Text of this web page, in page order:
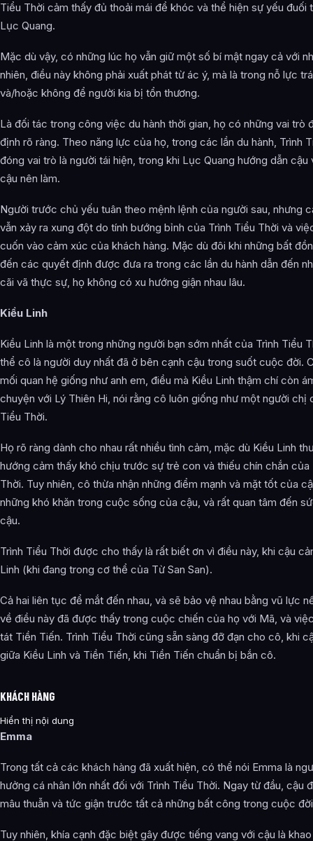
Tiểu Thời cảm thấy đủ thoải mái để khóc và thể hiện sự yếu đuối
Lục Quang.
Mặc dù vậy, có những lúc họ vẫn giữ một số bí mật ngay cả với
nhiên, điều này không phải xuất phát từ ác ý, mà là trong nỗ lực
và/hoặc không để người kia bị tổn thương.
Là đối tác trong công việc du hành thời gian, họ có những vai trò
định rõ ràng. Theo năng lực của họ, trong các lần du hành, Trình
đóng vai trò là người tái hiện, trong khi Lục Quang hướng dẫn cậu
cậu nên làm.
Người trước chủ yếu tuân theo mệnh lệnh của người sau, nhưng
vẫn xảy ra xung đột do tính bướng bỉnh của Trình Tiểu Thời và
cuốn vào cảm xúc của khách hàng. Mặc dù đôi khi những bất
đến các quyết định được đưa ra trong các lần du hành dẫn đến
cãi vã thực sự, họ không có xu hướng giận nhau lâu.
Kiều Linh
Kiều Linh là một trong những người bạn sớm nhất của Trình Tiểu
thể cô là người duy nhất đã ở bên cạnh cậu trong suốt cuộc đời.
mối quan hệ giống như anh em, điều mà Kiều Linh thậm chí còn
chuyện với Lý Thiên Hi, nói rằng cô luôn giống như một người chị
Tiểu Thời.
Họ rõ ràng dành cho nhau rất nhiều tình cảm, mặc dù Kiều Linh
hướng cảm thấy khó chịu trước sự trẻ con và thiếu chín chắn của
Thời. Tuy nhiên, cô thừa nhận những điểm mạnh và mặt tốt của
những khó khăn trong cuộc sống của cậu, và rất quan tâm đến
cậu.
Trình Tiểu Thời được cho thấy là rất biết ơn vì điều này, khi cậu
Linh (khi đang trong cơ thể của Từ San San).
Cả hai liên tục để mắt đến nhau, và sẽ bảo vệ nhau bằng vũ lực
về điều này đã được thấy trong cuộc chiến của họ với Mã, và
tát Tiền Tiến. Trình Tiểu Thời cũng sẵn sàng đỡ đạn cho cô, khi
giữa Kiều Linh và Tiền Tiến, khi Tiền Tiến chuẩn bị bắn cô.
KHÁCH HÀNG
Hiển thị nội dung
Emma
Trong tất cả các khách hàng đã xuất hiện, có thể nói Emma là
hưởng cá nhân lớn nhất đối với Trình Tiểu Thời. Ngay từ đầu, cậu
mâu thuẫn và tức giận trước tất cả những bất công trong cuộc
Tuy nhiên, khía cạnh đặc biệt gây được tiếng vang với cậu là